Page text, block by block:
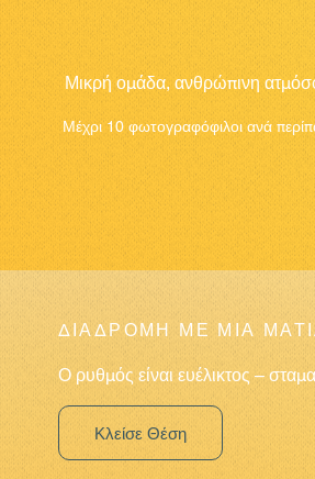
Μικρή ομάδα, ανθρώπινη
Μέχρι 10 φωτογραφόφιλοι ανά
ΔΙΑΔΡΟΜΗ ΜΕ ΜΙΑ
Ο ρυθμός είναι ευέλικτος –
Κλείσε Θέση